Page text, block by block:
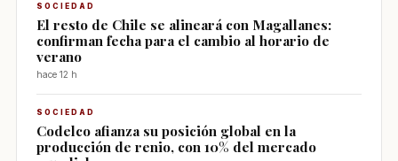
SOCIEDAD
El resto de Chile se alineará con Magallanes:
confirman fecha para el cambio al horario de
verano
hace 12 h
SOCIEDAD
Codelco afianza su posición global en la
producción de renio, con 10% del mercado